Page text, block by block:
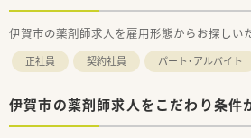
伊賀市の薬剤師求人を雇用形態からお探しい
正社員 契約社員 パート・アルバイト
伊賀市の薬剤師求人をこだわり条件